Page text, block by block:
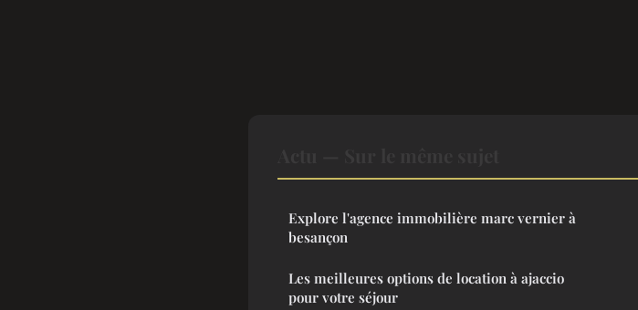
Explore l'agence immobilière marc vernier à
besançon
Les meilleures options de location à ajaccio
pour votre séjour